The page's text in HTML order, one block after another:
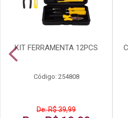
KIT FERRAMENTA 12PCS
Código: 254808
De: R$ 39,99